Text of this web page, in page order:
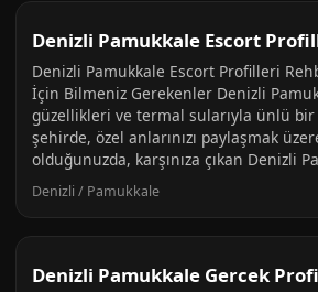
Denizli Pamukkale Escort
Denizli Pamukkale Escort Profilleri
İçin Bilmeniz Gerekenler Denizli
güzellikleri ve termal sularıyla ünlü bir
şehirde, özel anlarınızı paylaşmak
olduğunuzda, karşınıza çıkan Denizli
Denizli / Pamukkale
Denizli Pamukkale Gercek